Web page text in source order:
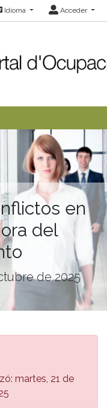
Idioma Acceder
en
del
de 2025
martes, 21 de